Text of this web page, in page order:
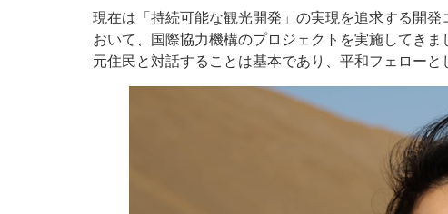
現在は「持続可能な観光開発」の実現を追求する開
おいて、国際協力機構のプロジェクトを実施してき
元住民と対話することは基本であり、平和フェロー